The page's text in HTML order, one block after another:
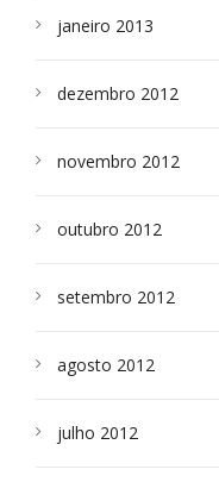
janeiro 2013
dezembro 2012
novembro 2012
outubro 2012
setembro 2012
agosto 2012
julho 2012